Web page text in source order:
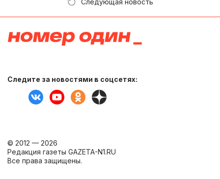
Следите за новостями в соцсетях:
© 2012 — 2026
Редакция газеты GAZETA-N1.RU
Все права защищены.